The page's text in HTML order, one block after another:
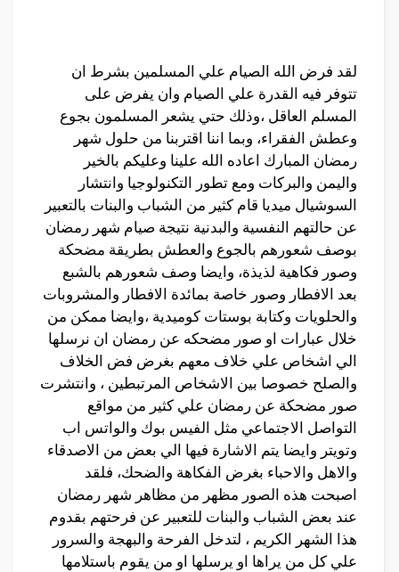
لقد فرض الله الصيام علي المسلمين بشرط ان
تتوفر فيه القدرة علي الصيام وان يفرض على
المسلم العاقل ،وذلك حتي يشعر المسلمون بجوع
وعطش الفقراء، وبما اننا اقتربنا من حلول شهر
رمضان المبارك اعاده الله علينا وعليكم بالخير
واليمن والبركات ومع تطور التكنولوجيا وانتشار
السوشيال ميديا قام كثير من الشباب والبنات بالتعبير
عن حالتهم النفسية والبدنية نتيجة صيام شهر رمضان
بوصف شعورهم بالجوع والعطش بطريقة مضحكة
وصور فكاهية لذيذة، وايضا وصف شعورهم بالشبع
بعد الافطار وصور خاصة بمائدة الافطار والمشروبات
والحلويات وكتابة بوستات كوميدية ،وايضا ممكن من
خلال عبارات او صور مضحكه عن رمضان ان نرسلها
الي اشخاص علي خلاف معهم بغرض فض الخلاف
والصلح خصوصا بين الاشخاص المرتبطين ، وانتشرت
صور مضحكة عن رمضان علي كثير من مواقع
التواصل الاجتماعي مثل الفيس بوك والواتس اب
وتويتر وايضا يتم الاشارة فيها الي بعض من الاصدقاء
والاهل والاحباء بغرض الفكاهة والضحك، فلقد
اصبحت هذه الصور مظهر من مظاهر شهر رمضان
عند بعض الشباب والبنات للتعبير عن فرحتهم بقدوم
هذا الشهر الكريم ، لتدخل الفرحة والبهجة والسرور
علي كل من يراها او يرسلها او من يقوم باستلامها